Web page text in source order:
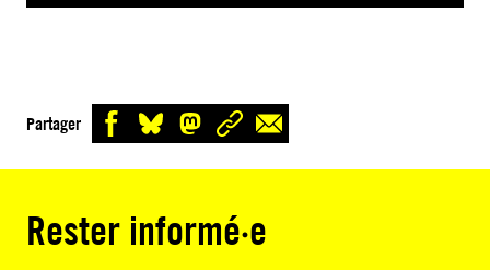
Partager
Rester informé·e